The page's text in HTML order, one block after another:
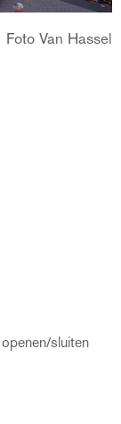
Foto Van Hassel
sluiten